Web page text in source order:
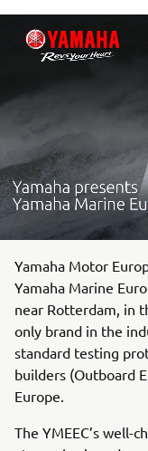
Yamaha Motor
Yamaha Marine
near Rotterdam, in
only brand in the
standard testing
builders (Outboard
Europe.
The YMEEC’s well-